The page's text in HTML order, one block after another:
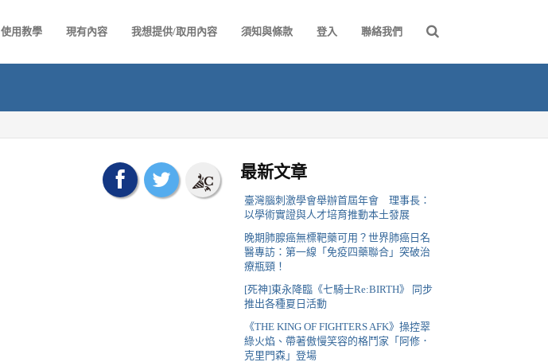
使用教學 現有內容 我想提供/取用內容 須知與條款 登入 聯絡我們
最新文章
臺灣腦刺激學會舉辦首屆年會 理事長：
以學術實證與人才培育推動本土發展
晚期肺腺癌無標靶藥可用？世界肺癌日名
醫專訪：第一線「免疫四藥聯合」突破治
療瓶頸！
[死神]東永降臨《七騎士Re:BIRTH》 同步
推出各種夏日活動
《THE KING OF FIGHTERS AFK》操控翠
綠火焰、帶著傲慢笑容的格鬥家「阿修．
克里門森」登場